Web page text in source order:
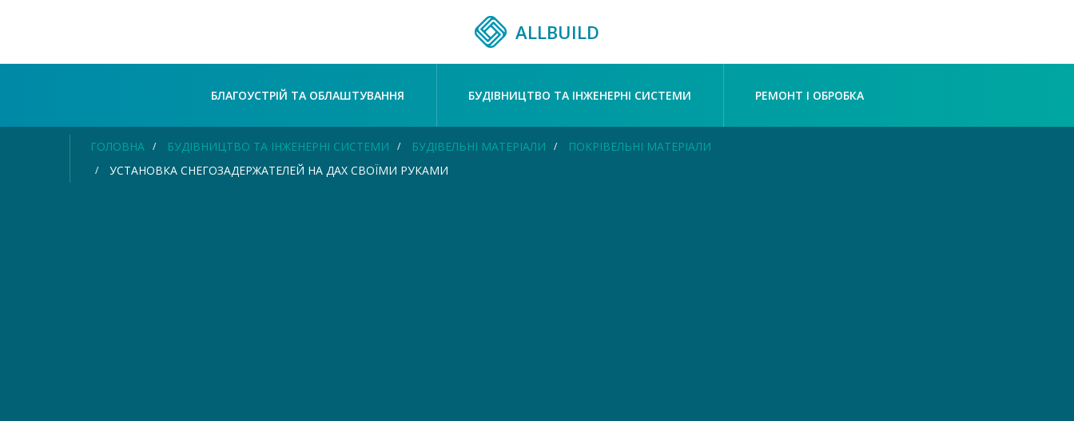
ALLBUILD
БЛАГОУСТРІЙ ТА ОБЛАШТУВАННЯ БУДІВНИЦТВО ТА ІНЖЕНЕРНІ СИСТЕМИ РЕМОНТ І ОБРОБКА
ГОЛОВНА БУДІВНИЦТВО ТА ІНЖЕНЕРНІ СИСТЕМИ БУДІВЕЛЬНІ МАТЕРІАЛИ
ПОКРІВЕЛЬНІ МАТЕРІАЛИ
УСТАНОВКА СНЕГОЗАДЕРЖАТЕЛЕЙ НА ДАХ СВОЇМИ РУКАМИ